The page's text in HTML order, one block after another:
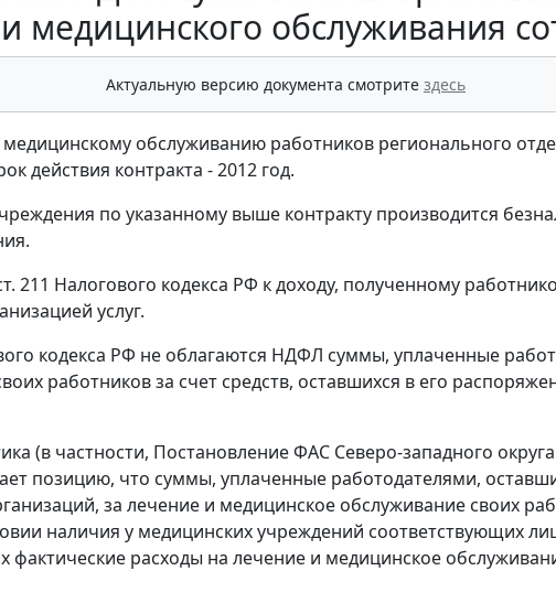
медицинского обслуживания
Актуальную версию документа смотрите здесь
медицинскому обслуживанию работников регионального
действия контракта - 2012 год.
по указанному выше контракту производится
211 Налогового кодекса РФ к доходу, полученному
услуг.
кодекса РФ не облагаются НДФЛ суммы, уплаченные
работников за счет средств, оставшихся в его
(в частности, Постановление ФАС Северо-западного округа
позицию, что суммы, уплаченные работодателями,
за лечение и медицинское обслуживание своих
наличия у медицинских учреждений соответствующих
расходы на лечение и медицинское